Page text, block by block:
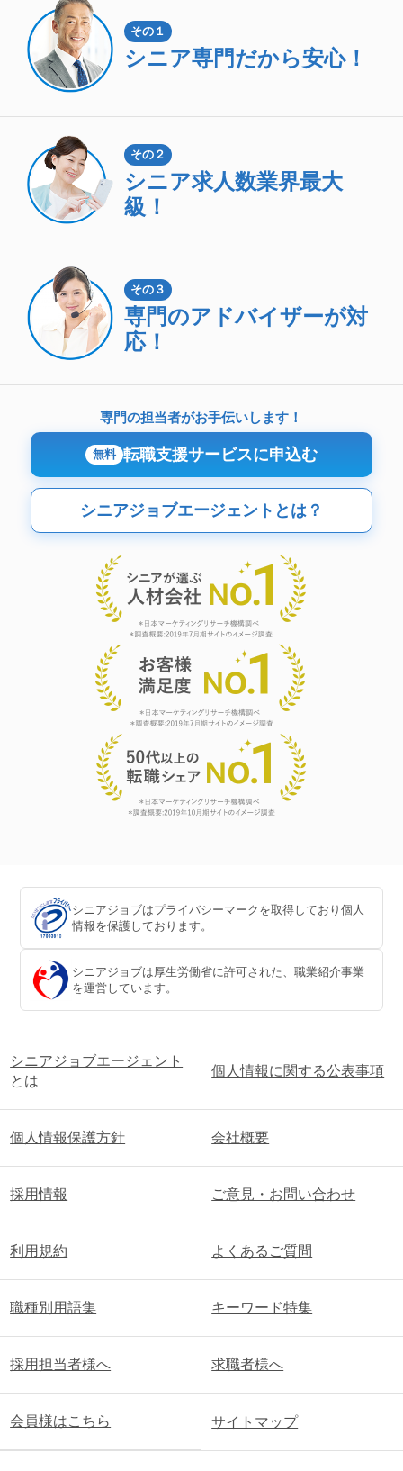
その１
シニア専門だから安心！
その２
シニア求人数業界最大
級！
その３
専門のアドバイザーが対
応！
専門の担当者がお手伝いします！
無料 転職支援サービスに申込む
シニアジョブエージェントとは？
シニアジョブはプライバシーマークを取得しており個人
情報を保護しております。
シニアジョブは厚生労働省に許可された、職業紹介事業
を運営しています。
シニアジョブエージェント
とは
個人情報に関する公表事項
個人情報保護方針 会社概要
採用情報 ご意見・お問い合わせ
利用規約 よくあるご質問
職種別用語集 キーワード特集
採用担当者様へ 求職者様へ
会員様はこちら サイトマップ